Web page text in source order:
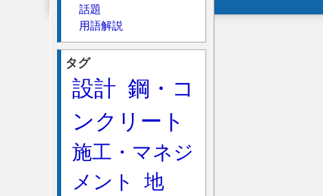
話題
用語解説
タグ
設計 鋼・コ
ンクリート
施工・マネジ
メント
地